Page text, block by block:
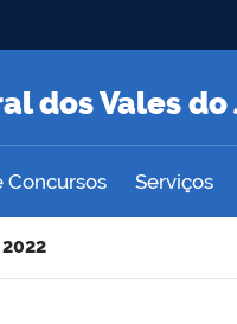
dos Vales
Concursos Serviços
2022